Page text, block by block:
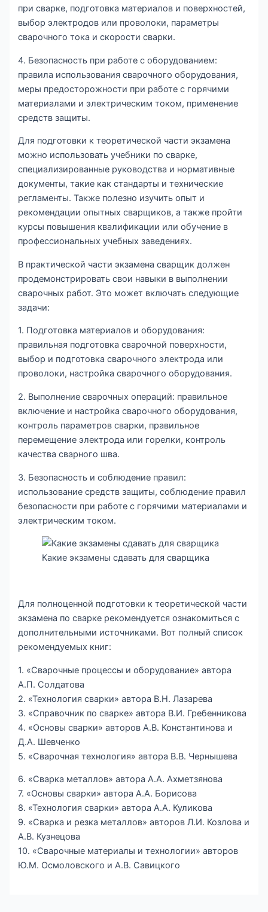
при сварке, подготовка материалов и поверхностей,
выбор электродов или проволоки, параметры
сварочного тока и скорости сварки.
4. Безопасность при работе с оборудованием:
правила использования сварочного оборудования,
меры предосторожности при работе с горячими
материалами и электрическим током, применение
средств защиты.
Для подготовки к теоретической части экзамена
можно использовать учебники по сварке,
специализированные руководства и нормативные
документы, такие как стандарты и технические
регламенты. Также полезно изучить опыт и
рекомендации опытных сварщиков, а также пройти
курсы повышения квалификации или обучение в
профессиональных учебных заведениях.
В практической части экзамена сварщик должен
продемонстрировать свои навыки в выполнении
сварочных работ. Это может включать следующие
задачи:
1. Подготовка материалов и оборудования:
правильная подготовка сварочной поверхности,
выбор и подготовка сварочного электрода или
проволоки, настройка сварочного оборудования.
2. Выполнение сварочных операций: правильное
включение и настройка сварочного оборудования,
контроль параметров сварки, правильное
перемещение электрода или горелки, контроль
качества сварного шва.
3. Безопасность и соблюдение правил:
использование средств защиты, соблюдение правил
безопасности при работе с горячими материалами и
электрическим током.
Какие экзамены сдавать для сварщика
Для полноценной подготовки к теоретической части
экзамена по сварке рекомендуется ознакомиться с
дополнительными источниками. Вот полный список
рекомендуемых книг:
1. «Сварочные процессы и оборудование» автора
А.П. Солдатова
2. «Технология сварки» автора В.Н. Лазарева
3. «Справочник по сварке» автора В.И. Гребенникова
4. «Основы сварки» авторов А.В. Константинова и
Д.А. Шевченко
5. «Сварочная технология» автора В.В. Чернышева
6. «Сварка металлов» автора А.А. Ахметзянова
7. «Основы сварки» автора А.А. Борисова
8. «Технология сварки» автора А.А. Куликова
9. «Сварка и резка металлов» авторов Л.И. Козлова и
А.В. Кузнецова
10. «Сварочные материалы и технологии» авторов
Ю.М. Осмоловского и А.В. Савицкого